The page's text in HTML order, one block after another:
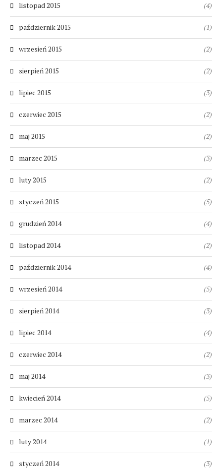
listopad 2015 (4)
październik 2015 (1)
wrzesień 2015 (2)
sierpień 2015 (2)
lipiec 2015 (3)
czerwiec 2015 (2)
maj 2015 (2)
marzec 2015 (3)
luty 2015 (2)
styczeń 2015 (5)
grudzień 2014 (4)
listopad 2014 (2)
październik 2014 (4)
wrzesień 2014 (5)
sierpień 2014 (3)
lipiec 2014 (4)
czerwiec 2014 (2)
maj 2014 (3)
kwiecień 2014 (5)
marzec 2014 (2)
luty 2014 (1)
styczeń 2014 (3)